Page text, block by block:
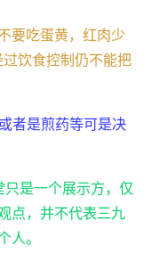
要吃蛋黄，红肉少
饮食控制仍不能把
者是煎药等可是决
是一个展示方，仅
点，并不代表三九
。